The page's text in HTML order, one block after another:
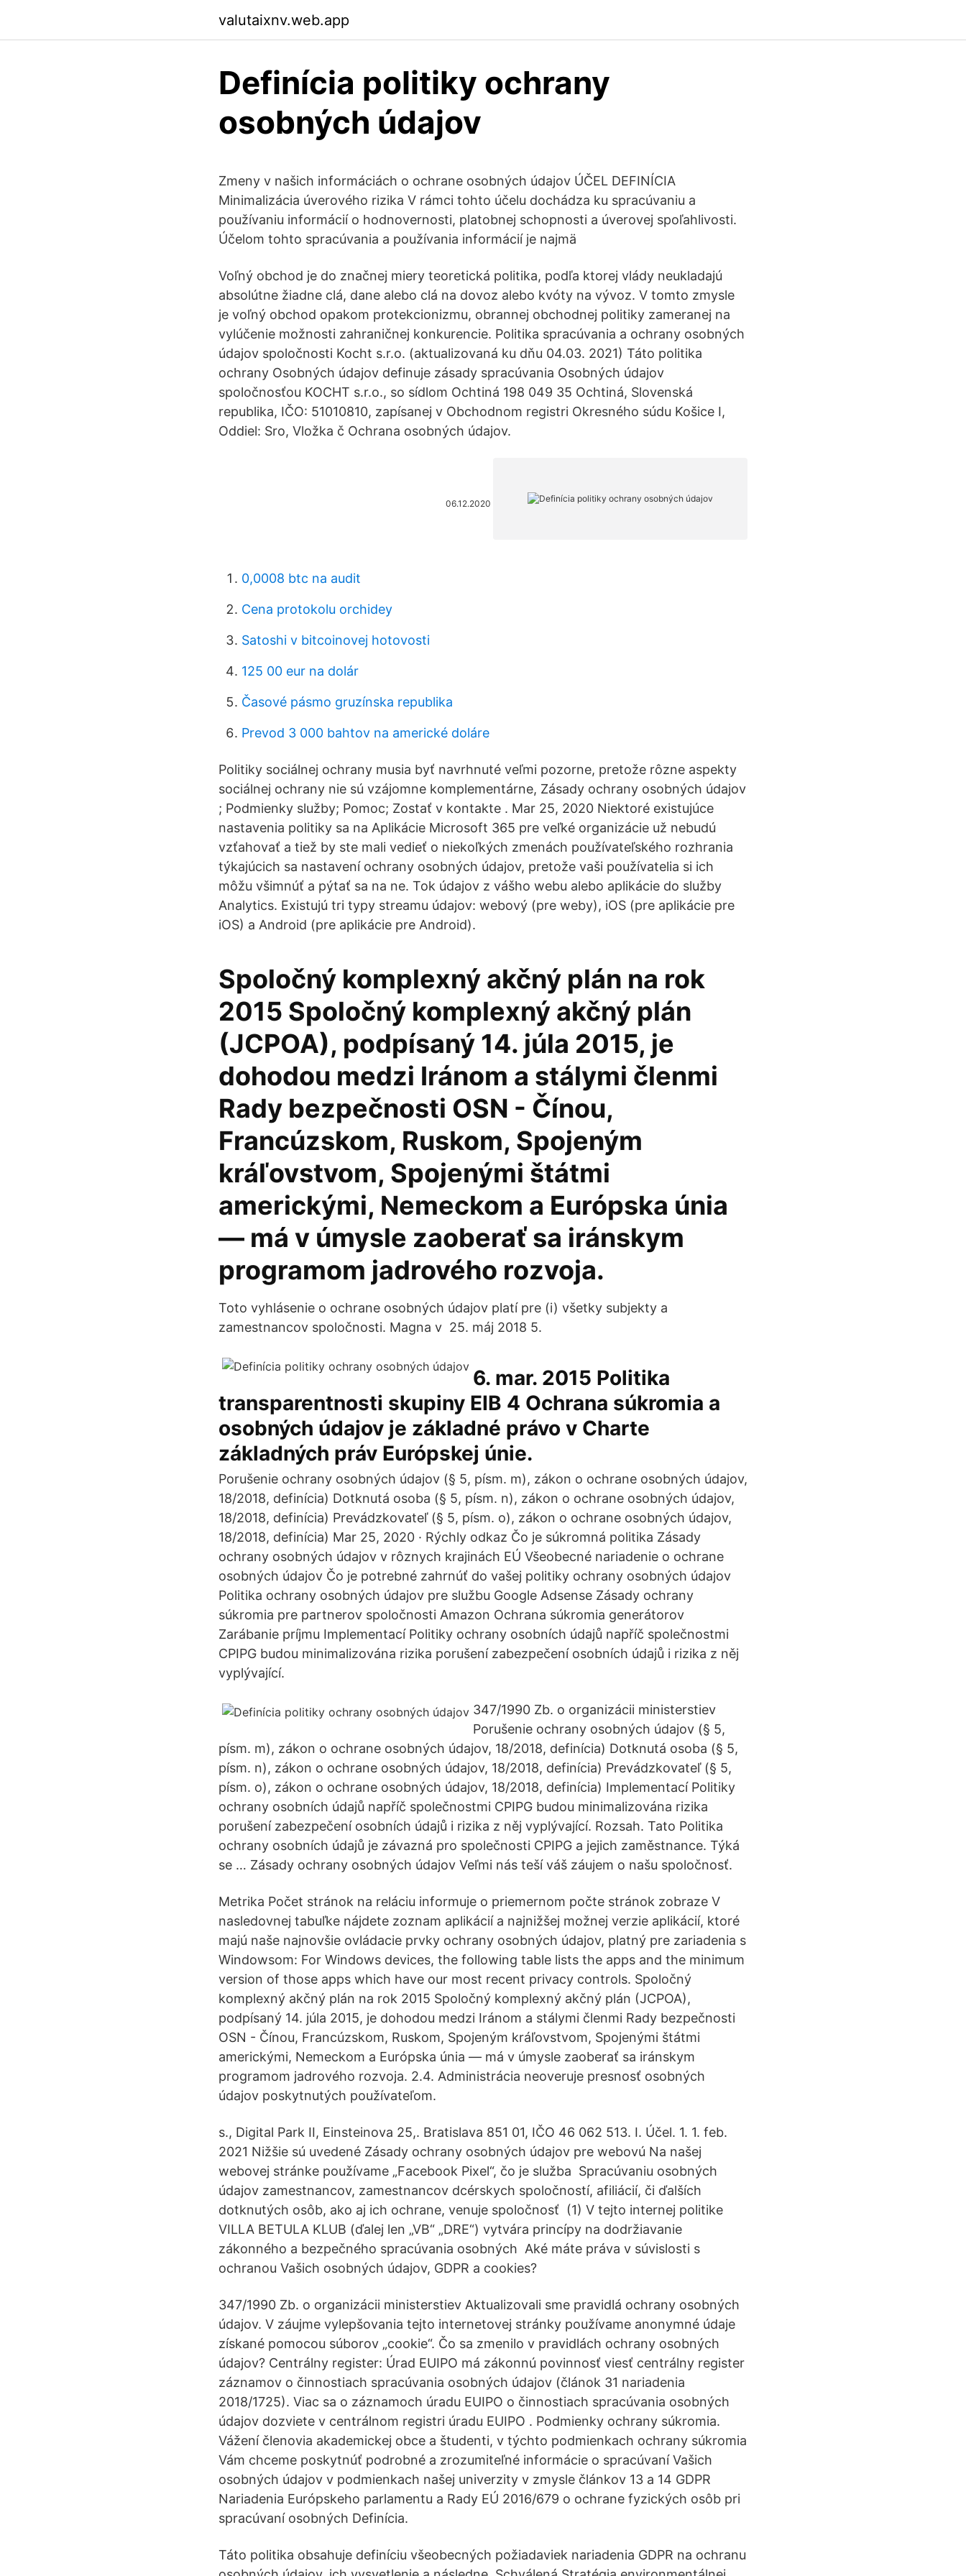
valutaixnv.web.app
Definícia politiky ochrany
osobných údajov
Zmeny v našich informáciách o ochrane osobných údajov ÚČEL DEFINÍCIA
Minimalizácia úverového rizika V rámci tohto účelu dochádza ku spracúvaniu a
používaniu informácií o hodnovernosti, platobnej schopnosti a úverovej spoľahlivosti.
Účelom tohto spracúvania a používania informácií je najmä
Voľný obchod je do značnej miery teoretická politika, podľa ktorej vlády neukladajú
absolútne žiadne clá, dane alebo clá na dovoz alebo kvóty na vývoz. V tomto zmysle
je voľný obchod opakom protekcionizmu, obrannej obchodnej politiky zameranej na
vylúčenie možnosti zahraničnej konkurencie. Politika spracúvania a ochrany osobných
údajov spoločnosti Kocht s.r.o. (aktualizovaná ku dňu 04.03. 2021) Táto politika
ochrany Osobných údajov definuje zásady spracúvania Osobných údajov
spoločnosťou KOCHT s.r.o., so sídlom Ochtiná 198 049 35 Ochtiná, Slovenská
republika, IČO: 51010810, zapísanej v Obchodnom registri Okresného súdu Košice I,
Oddiel: Sro, Vložka č Ochrana osobných údajov.
06.12.2020
0,0008 btc na audit
Cena protokolu orchidey
Satoshi v bitcoinovej hotovosti
125 00 eur na dolár
Časové pásmo gruzínska republika
Prevod 3 000 bahtov na americké doláre
Politiky sociálnej ochrany musia byť navrhnuté veľmi pozorne, pretože rôzne aspekty
sociálnej ochrany nie sú vzájomne komplementárne, Zásady ochrany osobných údajov
; Podmienky služby; Pomoc; Zostať v kontakte . Mar 25, 2020 Niektoré existujúce
nastavenia politiky sa na Aplikácie Microsoft 365 pre veľké organizácie už nebudú
vzťahovať a tiež by ste mali vedieť o niekoľkých zmenách používateľského rozhrania
týkajúcich sa nastavení ochrany osobných údajov, pretože vaši používatelia si ich
môžu všimnúť a pýtať sa na ne. Tok údajov z vášho webu alebo aplikácie do služby
Analytics. Existujú tri typy streamu údajov: webový (pre weby), iOS (pre aplikácie pre
iOS) a Android (pre aplikácie pre Android).
Spoločný komplexný akčný plán na rok
2015 Spoločný komplexný akčný plán
(JCPOA), podpísaný 14. júla 2015, je
dohodou medzi Iránom a stálymi členmi
Rady bezpečnosti OSN - Čínou,
Francúzskom, Ruskom, Spojeným
kráľovstvom, Spojenými štátmi
americkými, Nemeckom a Európska únia
— má v úmysle zaoberať sa iránskym
programom jadrového rozvoja.
Toto vyhlásenie o ochrane osobných údajov platí pre (i) všetky subjekty a
zamestnancov spoločnosti. Magna v 25. máj 2018 5.
6. mar. 2015 Politika
transparentnosti skupiny EIB 4 Ochrana súkromia a
osobných údajov je základné právo v Charte
základných práv Európskej únie.
Porušenie ochrany osobných údajov (§ 5, písm. m), zákon o ochrane osobných údajov,
18/2018, definícia) Dotknutá osoba (§ 5, písm. n), zákon o ochrane osobných údajov,
18/2018, definícia) Prevádzkovateľ (§ 5, písm. o), zákon o ochrane osobných údajov,
18/2018, definícia) Mar 25, 2020 · Rýchly odkaz Čo je súkromná politika Zásady
ochrany osobných údajov v rôznych krajinách EÚ Všeobecné nariadenie o ochrane
osobných údajov Čo je potrebné zahrnúť do vašej politiky ochrany osobných údajov
Politika ochrany osobných údajov pre službu Google Adsense Zásady ochrany
súkromia pre partnerov spoločnosti Amazon Ochrana súkromia generátorov
Zarábanie príjmu Implementací Politiky ochrany osobních údajů napříč společnostmi
CPIPG budou minimalizována rizika porušení zabezpečení osobních údajů i rizika z něj
vyplývající.
347/1990 Zb. o organizácii ministerstiev
Porušenie ochrany osobných údajov (§ 5,
písm. m), zákon o ochrane osobných údajov, 18/2018, definícia) Dotknutá osoba (§ 5,
písm. n), zákon o ochrane osobných údajov, 18/2018, definícia) Prevádzkovateľ (§ 5,
písm. o), zákon o ochrane osobných údajov, 18/2018, definícia) Implementací Politiky
ochrany osobních údajů napříč společnostmi CPIPG budou minimalizována rizika
porušení zabezpečení osobních údajů i rizika z něj vyplývající. Rozsah. Tato Politika
ochrany osobních údajů je závazná pro společnosti CPIPG a jejich zaměstnance. Týká
se … Zásady ochrany osobných údajov Veľmi nás teší váš záujem o našu spoločnosť.
Metrika Počet stránok na reláciu informuje o priemernom počte stránok zobraze V
nasledovnej tabuľke nájdete zoznam aplikácií a najnižšej možnej verzie aplikácií, ktoré
majú naše najnovšie ovládacie prvky ochrany osobných údajov, platný pre zariadenia s
Windowsom: For Windows devices, the following table lists the apps and the minimum
version of those apps which have our most recent privacy controls. Spoločný
komplexný akčný plán na rok 2015 Spoločný komplexný akčný plán (JCPOA),
podpísaný 14. júla 2015, je dohodou medzi Iránom a stálymi členmi Rady bezpečnosti
OSN - Čínou, Francúzskom, Ruskom, Spojeným kráľovstvom, Spojenými štátmi
americkými, Nemeckom a Európska únia — má v úmysle zaoberať sa iránskym
programom jadrového rozvoja. 2.4. Administrácia neoveruje presnosť osobných
údajov poskytnutých používateľom.
s., Digital Park II, Einsteinova 25,. Bratislava 851 01, IČO 46 062 513. I. Účel. 1. 1. feb.
2021 Nižšie sú uvedené Zásady ochrany osobných údajov pre webovú Na našej
webovej stránke používame „Facebook Pixel“, čo je služba Spracúvaniu osobných
údajov zamestnancov, zamestnancov dcérskych spoločností, afiliácií, či ďalších
dotknutých osôb, ako aj ich ochrane, venuje spoločnosť (1) V tejto internej politike
VILLA BETULA KLUB (ďalej len „VB“ „DRE“) vytvára princípy na dodržiavanie
zákonného a bezpečného spracúvania osobných Aké máte práva v súvislosti s
ochranou Vašich osobných údajov, GDPR a cookies?
347/1990 Zb. o organizácii ministerstiev Aktualizovali sme pravidlá ochrany osobných
údajov. V záujme vylepšovania tejto internetovej stránky používame anonymné údaje
získané pomocou súborov „cookie“. Čo sa zmenilo v pravidlách ochrany osobných
údajov? Centrálny register: Úrad EUIPO má zákonnú povinnosť viesť centrálny register
záznamov o činnostiach spracúvania osobných údajov (článok 31 nariadenia
2018/1725). Viac sa o záznamoch úradu EUIPO o činnostiach spracúvania osobných
údajov dozviete v centrálnom registri úradu EUIPO . Podmienky ochrany súkromia.
Vážení členovia akademickej obce a študenti, v týchto podmienkach ochrany súkromia
Vám chceme poskytnúť podrobné a zrozumiteľné informácie o spracúvaní Vašich
osobných údajov v podmienkach našej univerzity v zmysle článkov 13 a 14 GDPR
Nariadenia Európskeho parlamentu a Rady EÚ 2016/679 o ochrane fyzických osôb pri
spracúvaní osobných Definícia.
Táto politika obsahuje definíciu všeobecných požiadaviek nariadenia GDPR na ochranu